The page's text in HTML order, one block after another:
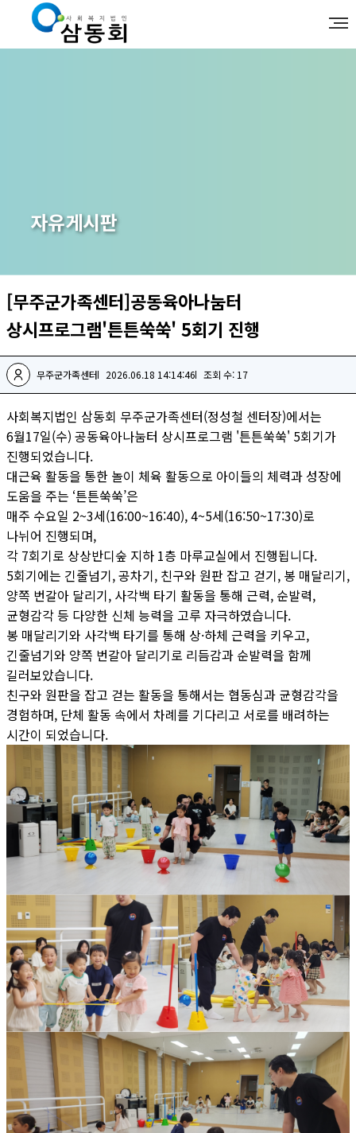
자유게시판
[무주군가족센터]공동육아나눔터
상시프로그램'튼튼쑥쑥' 5회기 진행
무주군가족센터 2026.06.18 14:14:46 조회 수: 17
사회복지법인 삼동회 무주군가족센터(정성철 센터장)에서는
6월17일(수) 공동육아나눔터 상시프로그램 '튼튼쑥쑥' 5회기가
진행되었습니다.
대근육 활동을 통한 놀이 체육 활동으로 아이들의 체력과 성장에
도움을 주는 ‘튼튼쑥쑥’은
매주 수요일 2~3세(16:00~16:40), 4~5세(16:50~17:30)로
나뉘어 진행되며,
각 7회기로 상상반디숲 지하 1층 마루교실에서 진행됩니다.
5회기에는 긴줄넘기, 공차기, 친구와 원판 잡고 걷기, 봉 매달리기,
양쪽 번갈아 달리기, 사각백 타기 활동을 통해 근력, 순발력,
균형감각 등 다양한 신체 능력을 고루 자극하였습니다.
봉 매달리기와 사각백 타기를 통해 상·하체 근력을 키우고,
긴줄넘기와 양쪽 번갈아 달리기로 리듬감과 순발력을 함께
길러보았습니다.
친구와 원판을 잡고 걷는 활동을 통해서는 협동심과 균형감각을
경험하며, 단체 활동 속에서 차례를 기다리고 서로를 배려하는
시간이 되었습니다.